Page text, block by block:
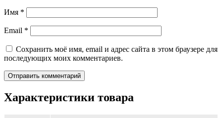
Имя *
Email *
Сохранить моё имя, email и адрес сайта в этом браузере для
последующих моих комментариев.
Характеристики товара